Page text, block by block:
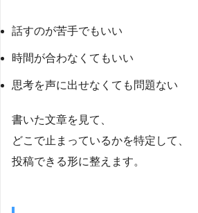
話すのが苦手でもいい
時間が合わなくてもいい
思考を声に出せなくても問題ない
書いた文章を見て、
どこで止まっているかを特定して、
投稿できる形に整えます。